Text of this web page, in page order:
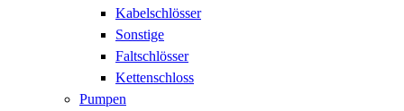
Kabelschlösser
Sonstige
Faltschlösser
Kettenschloss
Pumpen